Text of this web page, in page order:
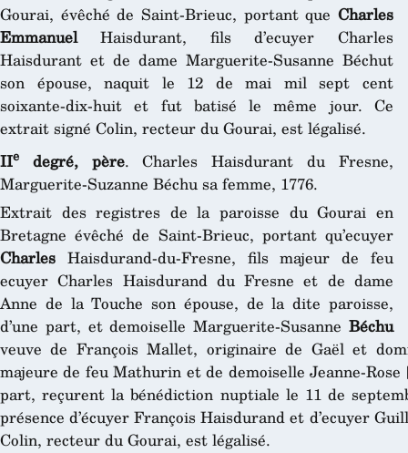
Gourai, évêché de Saint-Brieuc, portant que Charles
EmmanuelHaisdurant, fils d’ecuyer Charles
Haisdurant et de dame Marguerite-Susanne Béchut
son épouse, naquit le 12 de mai mil sept cent
soixante-dix-huit et fut batisé le même jour. Ce
extrait signé Colin, recteur du Gourai, est légalisé.
IIe degré, père. Charles Haisdurant du Fresne,
Marguerite-Suzanne Béchu sa femme, 1776.
Extrait des registres de la paroisse du Gourai en
Bretagne évêché de Saint-Brieuc, portant qu’ecuyer
Charles Haisdurand-du-Fresne, fils majeur de feu
ecuyer Charles Haisdurand du Fresne et de dame
Anne de la Touche son épouse, de la dite paroisse,
d’une part, et demoiselle Marguerite-Susanne Béchu
veuve de François Mallet, originaire de Gaël et
majeure de feu Mathurin et de demoiselle Jeanne-
part, reçurent la bénédiction nuptiale le 11 de
présence d’écuyer François Haisdurand et d’ecuyer
Colin, recteur du Gourai, est légalisé.